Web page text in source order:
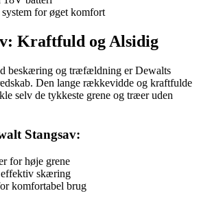
for øget komfort
Kraftfuld og Alsidig
beskæring og træfældning er Dewalts
Den lange rækkevidde og kraftfulde
selv de tykkeste grene og træer uden
Stangsav:
for høje grene
skæring
komfortabel brug